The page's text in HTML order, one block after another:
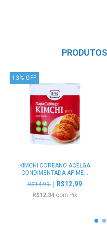
13% OFF
KIMCHI COREANO ACELGA
CONDIMENTADA APIME...
R$14,99
R$12,99
R$12,34 com Pix